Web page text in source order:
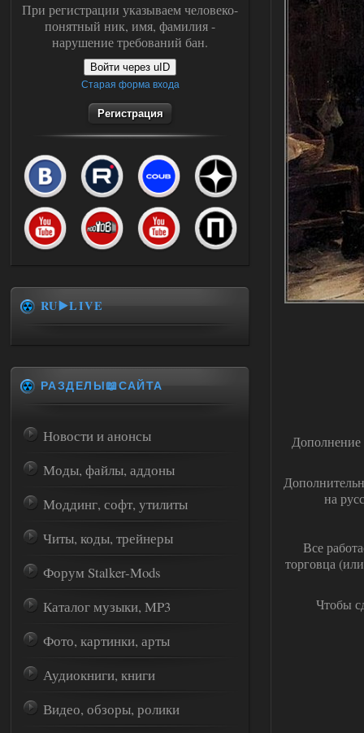
на
Все
торговца
Чтобы
При регистрации указываем человеко-
понятный ник, имя, фамилия -
нарушение требований бан.
Войти через uID
Старая форма входа
Регистрация
RU▶️LIVE
РАЗДЕЛЫ📖САЙТА
Новости и анонсы
Моды, файлы, аддоны
Моддинг, софт, утилиты
Читы, коды, трейнеры
Форум Stalker-Mods
Каталог музыки, MP3
Фото, картинки, арты
Аудиокниги, книги
Видео, обзоры, ролики